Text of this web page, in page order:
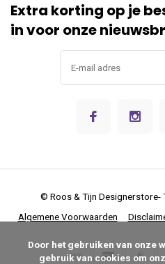
Extra korting op je
in voor onze
Algemene Voorwaarden
© Roos & Tijn Designerstore-
gebruik van cookies om